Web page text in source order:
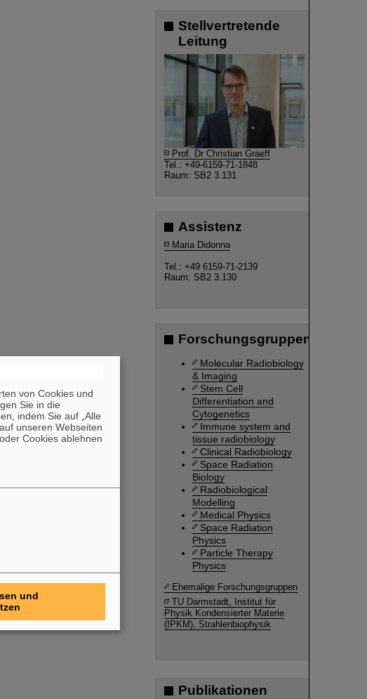
Stellvertretende
Leitung
©
Prof. Dr Christian Graeff
Tel.: +49-6159-71-1848
Raum: SB2 3.131
Assistenz
Maria Didonna
Tel.: +49 6159-71-2139
Raum: SB2 3.130
Forschungsgruppen
Molecular Radiobiology
& Imaging
Stem Cell
Differentiation and
Cytogenetics
Immune system and
tissue radiobiology
Clinical Radiobiology
Space Radiation
Biology
Radiobiological
Modelling
Medical Physics
Space Radiation
Physics
Particle Therapy
Physics
Ehemalige Forschungsgruppen
TU Darmstadt, Institut für
Physik Kondensierter Materie
(IPKM), Strahlenbiophysik
Publikationen
von Cookies und
Sie in die
indem Sie auf „Alle
unseren Webseiten
Cookies ablehnen
und